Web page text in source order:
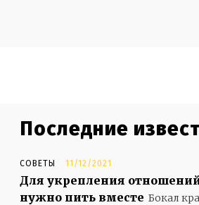
Последние
СОВЕТЫ 11/12/2021
Для укрепления
нужно пить вместе Бокал